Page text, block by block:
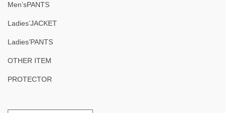
Men’sPANTS
Ladies’JACKET
Ladies’PANTS
OTHER ITEM
PROTECTOR